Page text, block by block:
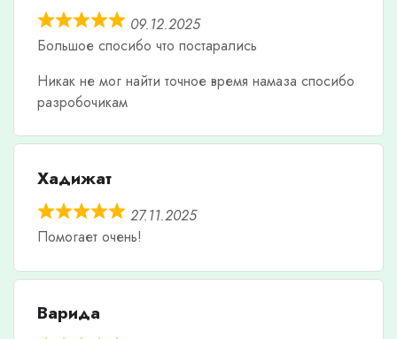
09.12.2025
Большое спосибо что постарались
Никак не мог найти точное время намаза спосибо
разробочикам
Хадижат
27.11.2025
Помогает очень!
Варида